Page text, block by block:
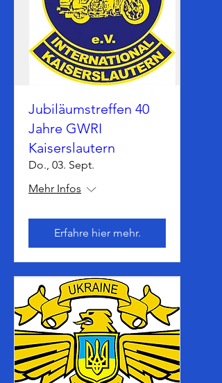
Jubiläumstreffen 40
Jahre GWRI
Kaiserslautern
Do., 03. Sept.
Mehr Infos
Erfahre hier mehr.